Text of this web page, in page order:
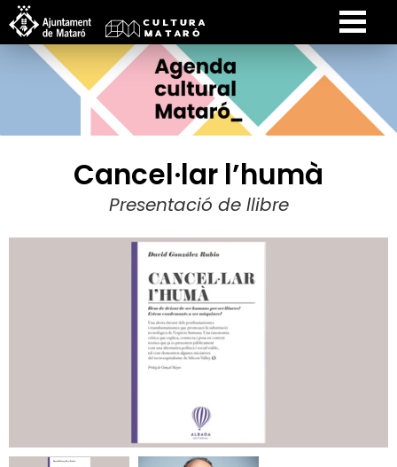
Cancel·lar l’humà
Presentació de llibre